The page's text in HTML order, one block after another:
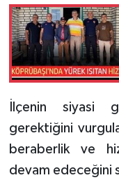
İlçenin siyasi
gerektiğini
beraberlik ve
devam edeceğini